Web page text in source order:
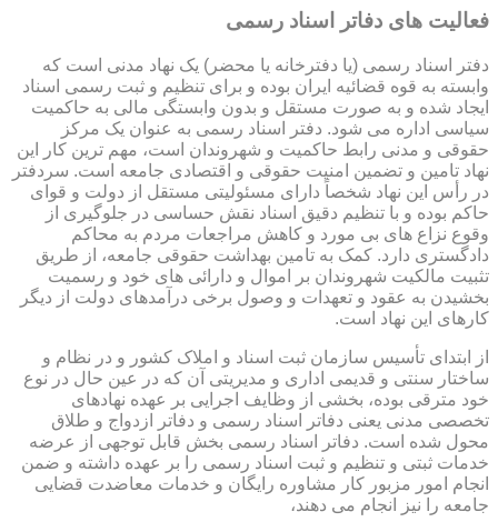
فعالیت های دفاتر اسناد رسمی
دفتر اسناد رسمی (یا دفترخانه یا محضر) یک نهاد مدنی است که
وابسته به قوه قضائیه ایران بوده و برای تنظیم و ثبت رسمی اسناد
ایجاد شده و به صورت مستقل و بدون وابستگی مالی به حاکمیت
سیاسی اداره می شود. دفتر اسناد رسمی به عنوان یک مرکز
حقوقی و مدنی رابط حاکمیت و شهروندان است، مهم ترین کار این
نهاد تامین و تضمین امنیت حقوقی و اقتصادی جامعه است. سردفتر
در رأس این نهاد شخصاً دارای مسئولیتی مستقل از دولت و قوای
حاکم بوده و با تنظیم دقیق اسناد نقش حساسی در جلوگیری از
وقوع نزاع های بی مورد و کاهش مراجعات مردم به محاکم
دادگستری دارد. کمک به تامین بهداشت حقوقی جامعه، از طریق
تثبیت مالکیت شهروندان بر اموال و دارائی های خود و رسمیت
بخشیدن به عقود و تعهدات و وصول برخی درآمدهای دولت از دیگر
کارهای این نهاد است.
از ابتدای تأسیس سازمان ثبت اسناد و املاک کشور و در نظام و
ساختار سنتی و قدیمی اداری و مدیریتی آن که در عین حال در نوع
خود مترقی بوده، بخشی از وظایف اجرایی بر عهده نهادهای
تخصصی مدنی یعنی دفاتر اسناد رسمی و دفاتر ازدواج و طلاق
محول شده است. دفاتر اسناد رسمی بخش قابل توجهی از عرضه
خدمات ثبتی و تنظیم و ثبت اسناد رسمی را بر عهده داشته و ضمن
انجام امور مزبور کار مشاوره رایگان و خدمات معاضدت قضایی
جامعه را نیز انجام می دهند،